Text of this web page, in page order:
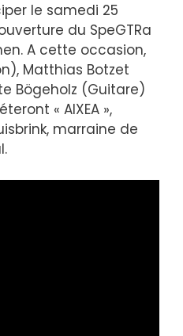
le samedi 25
du SpeGTRa
A cette occasion,
Matthias Botzet
Bögeholz (Guitare)
« AIXEA »,
marraine de